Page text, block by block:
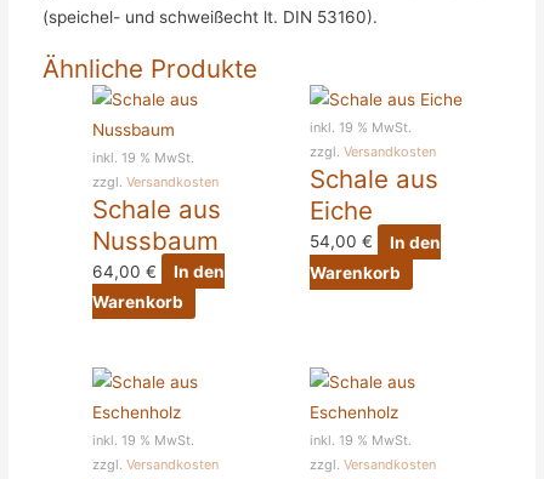
(speichel- und schweißecht lt. DIN 53160).
Ähnliche Produkte
inkl. 19 % MwSt.
zzgl. Versandkosten
Schale aus
Nussbaum
64,00 €
In den
Warenkorb
inkl. 19 % MwSt.
zzgl. Versandkosten
Schale aus
Eiche
54,00 €
In den
Warenkorb
inkl. 19 % MwSt.
zzgl. Versandkosten
inkl. 19 % MwSt.
zzgl. Versandkosten